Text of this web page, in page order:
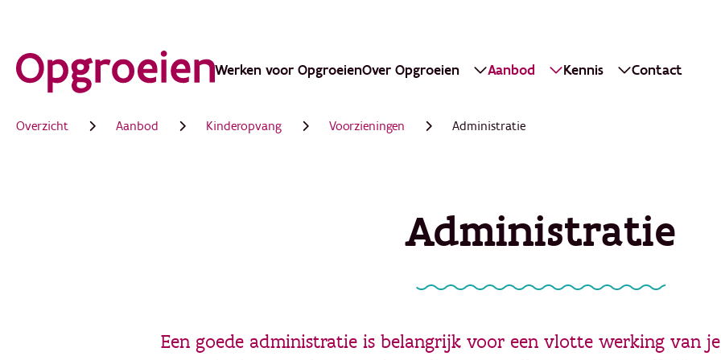
direct
naar
hoofdinhoud
Main
navigation
Werken voor OpgroeienOver Opgroeien Aanbod Kennis Contact
Overzicht Aanbod Kinderopvang Voorzieningen Administratie
Administratie
Een goede administratie is belangrijk voor een vlotte werking van